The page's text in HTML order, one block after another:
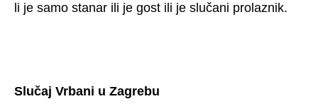
li je samo stanar ili je gost ili je slučani prolaznik.
Slučaj Vrbani u Zagrebu